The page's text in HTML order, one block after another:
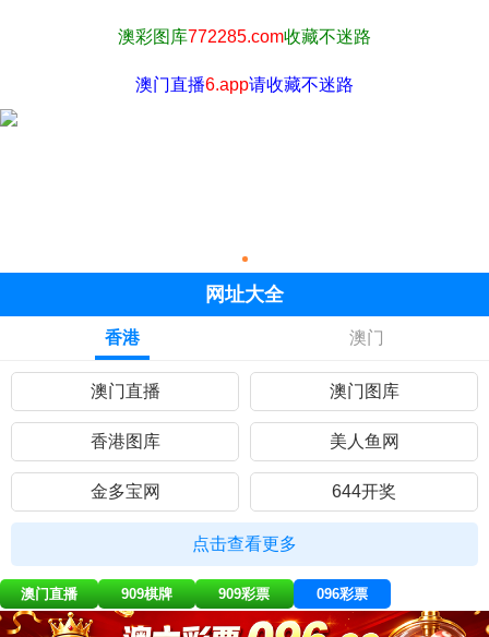
澳彩图库772285.com收藏不迷路
澳门直播6.app请收藏不迷路
网址大全
香港 澳门
澳门直播 澳门图库
香港图库 美人鱼网
金多宝网 644开奖
九五至尊 曾道人网
点击查看更多
澳门直播 909棋牌 909彩票 096彩票